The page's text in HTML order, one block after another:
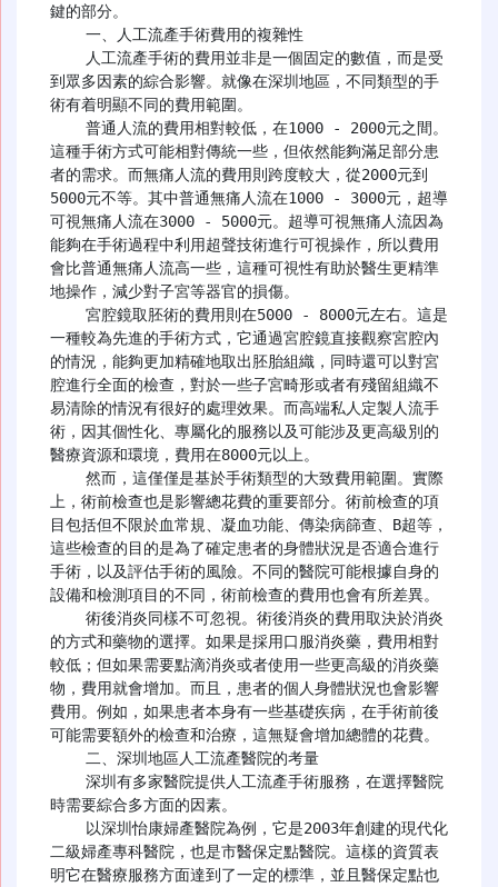
鍵的部分。
到眾多因素的綜合影響。就像在深圳地區，不同類型的手
術有着明顯不同的費用範圍。
這種手術方式可能相對傳統一些，但依然能夠滿足部分患
者的需求。而無痛人流的費用則跨度較大，從2000元到
5000元不等。其中普通無痛人流在1000 - 3000元，超導
可視無痛人流在3000 - 5000元。超導可視無痛人流因為
能夠在手術過程中利用超聲技術進行可視操作，所以費用
會比普通無痛人流高一些，這種可視性有助於醫生更精準
地操作，減少對子宮等器官的損傷。
一種較為先進的手術方式，它通過宮腔鏡直接觀察宮腔內
的情況，能夠更加精確地取出胚胎組織，同時還可以對宮
腔進行全面的檢查，對於一些子宮畸形或者有殘留組織不
易清除的情況有很好的處理效果。而高端私人定製人流手
術，因其個性化、專屬化的服務以及可能涉及更高級別的
醫療資源和環境，費用在8000元以上。
上，術前檢查也是影響總花費的重要部分。術前檢查的項
目包括但不限於血常規、凝血功能、傳染病篩查、B超等，
這些檢查的目的是為了確定患者的身體狀況是否適合進行
手術，以及評估手術的風險。不同的醫院可能根據自身的
設備和檢測項目的不同，術前檢查的費用也會有所差異。
的方式和藥物的選擇。如果是採用口服消炎藥，費用相對
較低；但如果需要點滴消炎或者使用一些更高級的消炎藥
物，費用就會增加。而且，患者的個人身體狀況也會影響
費用。例如，如果患者本身有一些基礎疾病，在手術前後
可能需要額外的檢查和治療，這無疑會增加總體的花費。
時需要綜合多方面的因素。
二級婦產專科醫院，也是市醫保定點醫院。這樣的資質表
明它在醫療服務方面達到了一定的標準，並且醫保定點也